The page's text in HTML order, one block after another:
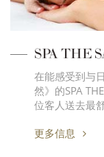
SPA THE
在能感受到与
然》的SPA
位客人送去最
更多信息